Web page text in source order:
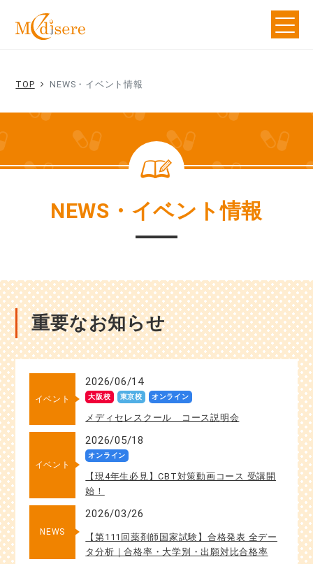
TOP NEWS・イベント情報
NEWS・イベント情報
重要なお知らせ
イベント
2026/06/14
大阪校 東京校 オンライン
メディセレスクール コース説明会
イベント
2026/05/18
オンライン
【現4年生必見】CBT対策動画コース 受講開
始！
NEWS
2026/03/26
【第111回薬剤師国家試験】合格発表 全デー
タ分析｜合格率・大学別・出願対比合格率